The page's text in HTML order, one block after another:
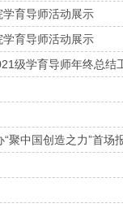
学育导师活动展示
学育导师活动展示
级学育导师年终总结
聚中国创造之力”首场